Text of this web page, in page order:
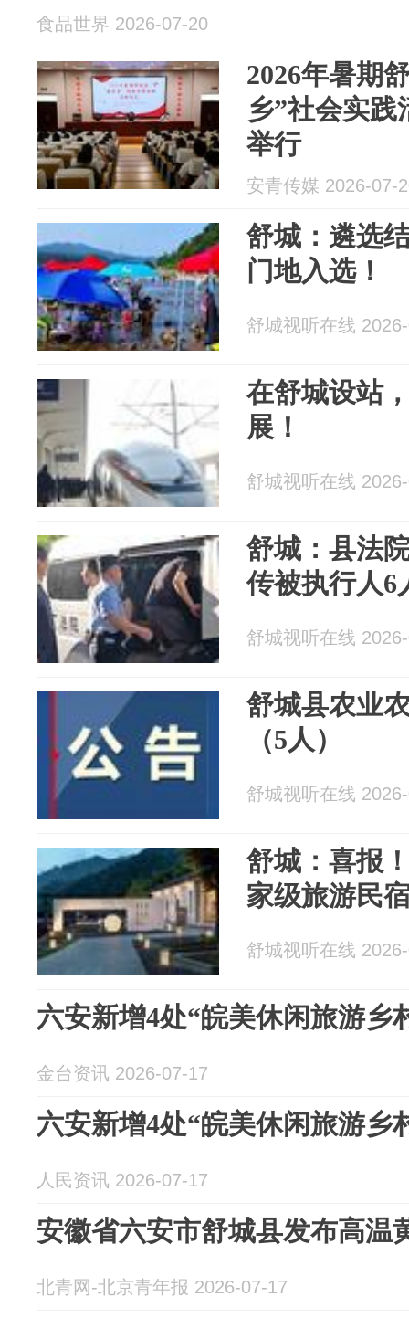
食品世界 2026-07-20
2026年暑期
乡”社会实
举行
安青传媒 2026-07-
舒城：遴选
门地入选！
舒城视听在线
在舒城设站
展！
舒城视听在线
舒城：县法
传被执行人6
舒城视听在线
舒城县农业
（5人）
舒城视听在线
舒城：喜报
家级旅游民
舒城视听在线
六安新增4处“皖美休闲旅游乡
金台资讯 2026-07-17
六安新增4处“皖美休闲旅游乡
人民资讯 2026-07-17
安徽省六安市舒城县发布高温
北青网-北京青年报 2026-07-17